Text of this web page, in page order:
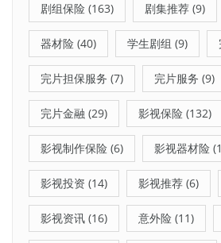
剧组保险 (163) 剧集推荐 (9)
器材险 (40) 学生剧组 (9)
完片担保服务 (7) 完片服务 (9)
完片金融 (29) 影视保险 (132)
影视制作保险 (6) 影视器材险
影视投资 (14) 影视推荐 (6)
影视资讯 (16) 意外险 (11)